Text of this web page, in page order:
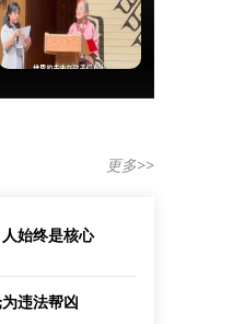
更多>>
始终是核心
违法帮凶